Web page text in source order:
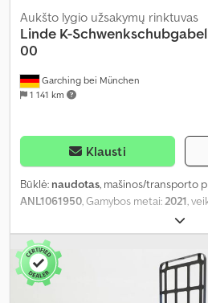
Garching bei München
1 141 km
Aukšto lygio užsakymų rinktuvas
Linde K-Schwenkschubgabel
00
Klausti
Būklė: naudotas, mašinos/transporto
ANL1061950, Gamybos metai:2021,
, kėlimo aukštis:
5 650 mm, apkrovos centras:600 mm
baterijos talpa:
,
plotis: 710 mm 1 195 mm,
bendras aukštis:
, bendras